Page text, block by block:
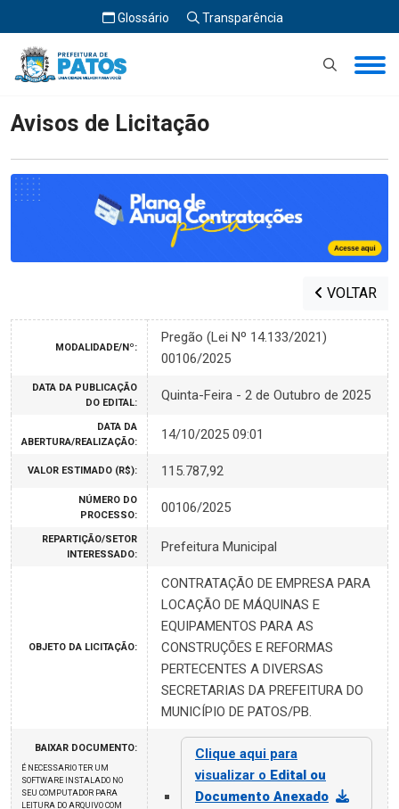
Glossário Transparência
Início Avisos de Licitação
Avisos de Licitação
VOLTAR
MODALIDADE/Nº:
Pregão (Lei Nº 14.133/2021)
00106/2025
DATA DA PUBLICAÇÃO
DO EDITAL:
Quinta-Feira - 2 de Outubro de 2025
DATA DA
ABERTURA/REALIZAÇÃO:
14/10/2025 09:01
VALOR ESTIMADO (R$): 115.787,92
NÚMERO DO
PROCESSO:
00106/2025
REPARTIÇÃO/SETOR
INTERESSADO:
Prefeitura Municipal
OBJETO DA LICITAÇÃO:
CONTRATAÇÃO DE EMPRESA PARA
LOCAÇÃO DE MÁQUINAS E
EQUIPAMENTOS PARA AS
CONSTRUÇÕES E REFORMAS
PERTECENTES A DIVERSAS
SECRETARIAS DA PREFEITURA DO
MUNICÍPIO DE PATOS/PB.
BAIXAR DOCUMENTO:
É NECESSARIO TER UM
SOFTWARE INSTALADO NO
SEU COMPUTADOR PARA
LEITURA DO ARQUIVO COM
Clique aqui para
visualizar o Edital ou
Documento Anexado